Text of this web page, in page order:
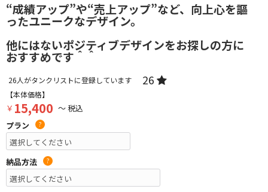
“成績アップ”や“売上アップ”など、向上心を謳
ったユニークなデザイン。
他にはないポジティブデザインをお探しの方に
おすすめです＾＾
26人がタンクリストに登録しています 26
【本体価格】
￥ 15,400 ～ 税込
プラン
?
納品方法 ?